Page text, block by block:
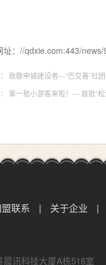
址：//qdxie.com:443/
致敬申城建设者---“巴交善”社
第一批小游客来啦！--- 首
联系 | 关于企业 |
讯科技大厦A栋518室